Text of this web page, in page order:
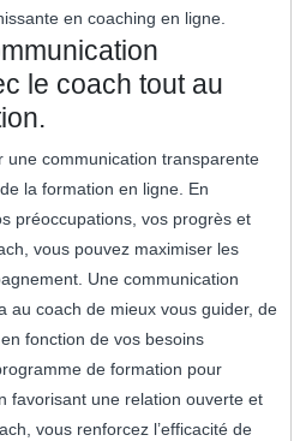
en coaching en ligne.
le coach tout au
une communication transparente
la formation en ligne. En
préoccupations, vos progrès et
vous pouvez maximiser les
Une communication
au coach de mieux vous guider, de
fonction de vos besoins
de formation pour
favorisant une relation ouverte et
vous renforcez l’efficacité de